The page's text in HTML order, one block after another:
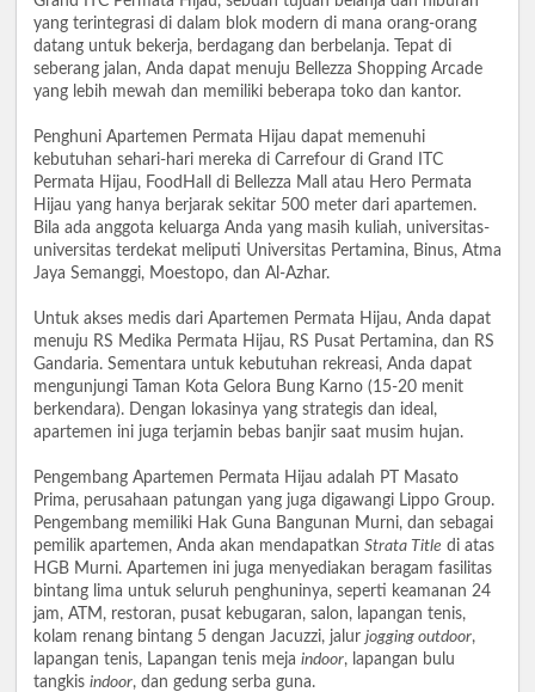
yang terintegrasi di dalam blok modern di mana orang-orang
datang untuk bekerja, berdagang dan berbelanja. Tepat di
seberang jalan, Anda dapat menuju Bellezza Shopping Arcade
yang lebih mewah dan memiliki beberapa toko dan kantor.
Penghuni Apartemen Permata Hijau dapat memenuhi
kebutuhan sehari-hari mereka di Carrefour di Grand ITC
Permata Hijau, FoodHall di Bellezza Mall atau Hero Permata
Hijau yang hanya berjarak sekitar 500 meter dari apartemen.
Bila ada anggota keluarga Anda yang masih kuliah, universitas-
universitas terdekat meliputi Universitas Pertamina, Binus, Atma
Jaya Semanggi, Moestopo, dan Al-Azhar.
Untuk akses medis dari Apartemen Permata Hijau, Anda dapat
menuju RS Medika Permata Hijau, RS Pusat Pertamina, dan RS
Gandaria. Sementara untuk kebutuhan rekreasi, Anda dapat
mengunjungi Taman Kota Gelora Bung Karno (15-20 menit
berkendara). Dengan lokasinya yang strategis dan ideal,
apartemen ini juga terjamin bebas banjir saat musim hujan.
Pengembang Apartemen Permata Hijau adalah PT Masato
Prima, perusahaan patungan yang juga digawangi Lippo Group.
Pengembang memiliki Hak Guna Bangunan Murni, dan sebagai
pemilik apartemen, Anda akan mendapatkan Strata Title di atas
HGB Murni. Apartemen ini juga menyediakan beragam fasilitas
bintang lima untuk seluruh penghuninya, seperti keamanan 24
jam, ATM, restoran, pusat kebugaran, salon, lapangan tenis,
kolam renang bintang 5 dengan Jacuzzi, jalur jogging outdoor,
lapangan tenis, Lapangan tenis meja indoor, lapangan bulu
tangkis indoor, dan gedung serba guna.